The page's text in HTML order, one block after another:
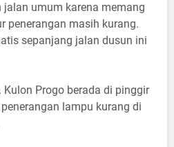
jalan umum karena memang
penerangan masih kurang.
sepanjang jalan dusun ini
Progo berada di pinggir
lampu kurang di